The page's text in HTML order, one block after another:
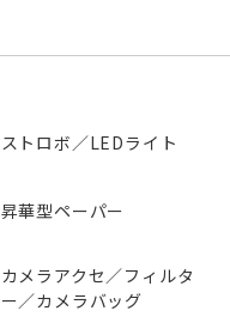
ストロボ／LEDライト
昇華型ペーパー
カメラアクセ／フィルタ
ー／カメラバッグ